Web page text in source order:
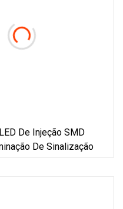
De Injeção SMD
De Sinalização